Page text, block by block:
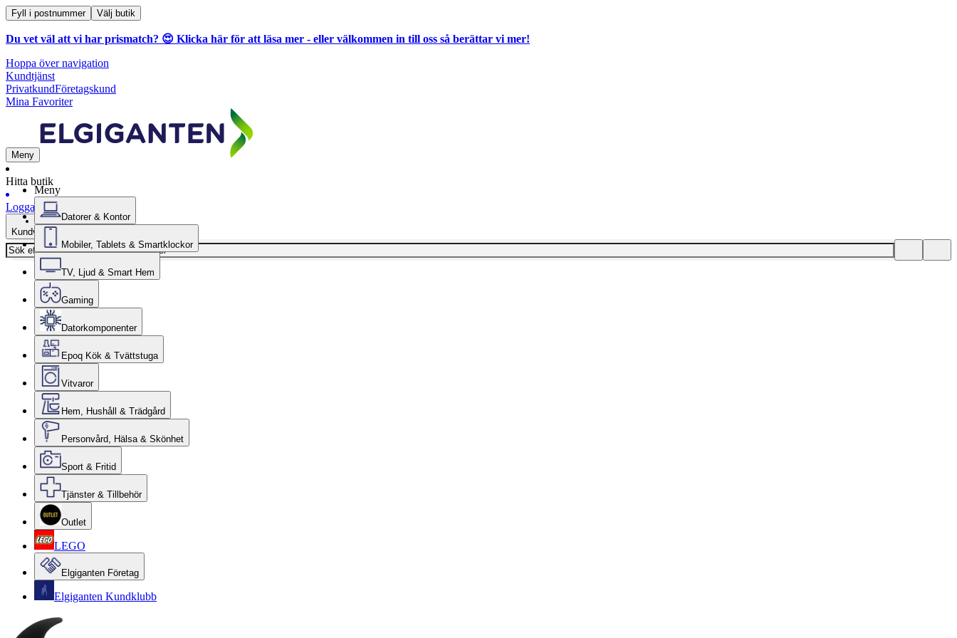
Fyll i postnummer Välj butik
Du vet väl att vi har prismatch? 😍 Klicka här för att läsa mer - eller välkommen in till oss så berättar vi mer!
Hoppa över navigation
Kundtjänst
PrivatkundFöretagskund
Mina Favoriter
Meny
Hitta butik
Logga in
Kundvagn
Meny
Datorer & Kontor
Mobiler, Tablets & Smartklockor
TV, Ljud & Smart Hem
Gaming
Datorkomponenter
Epoq Kök & Tvättstuga
Vitvaror
Hem, Hushåll & Trädgård
Personvård, Hälsa & Skönhet
Sport & Fritid
Tjänster & Tillbehör
Outlet
LEGO
Elgiganten Företag
Elgiganten Kundklubb